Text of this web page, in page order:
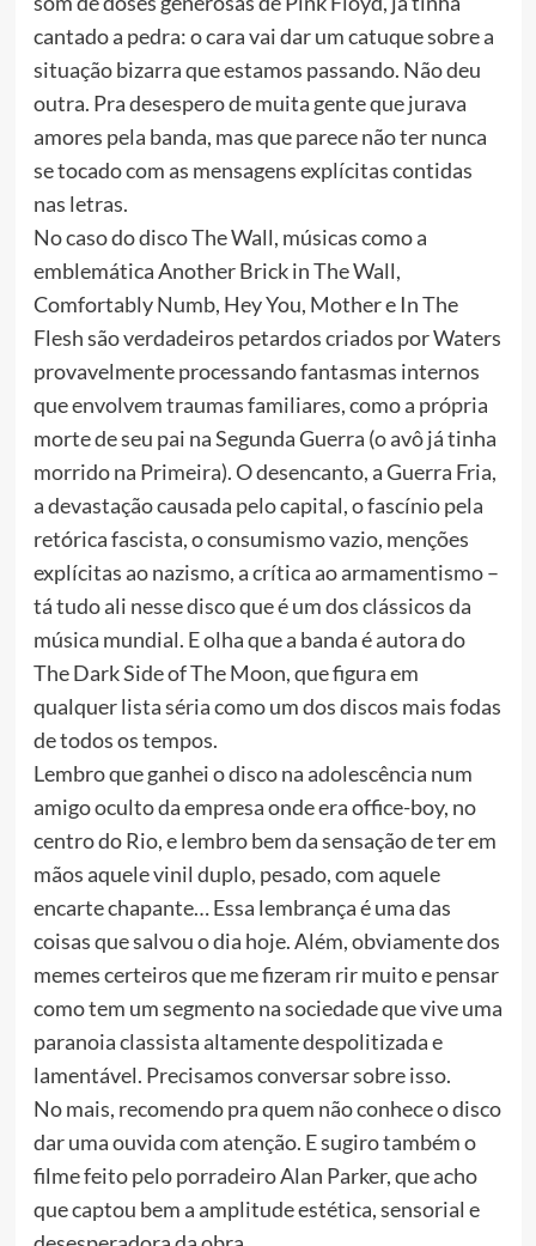
cantado a pedra: o cara vai dar um catuque sobre a
situação bizarra que estamos passando. Não deu
outra. Pra desespero de muita gente que jurava
amores pela banda, mas que parece não ter nunca
se tocado com as mensagens explícitas contidas
nas letras.
No caso do disco The Wall, músicas como a
emblemática Another Brick in The Wall,
Comfortably Numb, Hey You, Mother e In The
Flesh são verdadeiros petardos criados por Waters
provavelmente processando fantasmas internos
que envolvem traumas familiares, como a própria
morte de seu pai na Segunda Guerra (o avô já tinha
morrido na Primeira). O desencanto, a Guerra Fria,
a devastação causada pelo capital, o fascínio pela
retórica fascista, o consumismo vazio, menções
explícitas ao nazismo, a crítica ao armamentismo –
tá tudo ali nesse disco que é um dos clássicos da
música mundial. E olha que a banda é autora do
The Dark Side of The Moon, que figura em
qualquer lista séria como um dos discos mais fodas
de todos os tempos.
Lembro que ganhei o disco na adolescência num
amigo oculto da empresa onde era office-boy, no
centro do Rio, e lembro bem da sensação de ter em
mãos aquele vinil duplo, pesado, com aquele
encarte chapante… Essa lembrança é uma das
coisas que salvou o dia hoje. Além, obviamente dos
memes certeiros que me fizeram rir muito e pensar
como tem um segmento na sociedade que vive uma
paranoia classista altamente despolitizada e
lamentável. Precisamos conversar sobre isso.
No mais, recomendo pra quem não conhece o disco
dar uma ouvida com atenção. E sugiro também o
filme feito pelo porradeiro Alan Parker, que acho
que captou bem a amplitude estética, sensorial e